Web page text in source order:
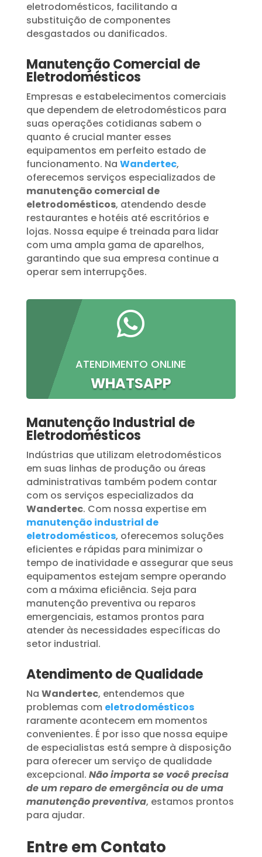
eletrodomésticos, facilitando a
substituição de componentes
desgastados ou danificados.
Manutenção Comercial de
Eletrodomésticos
Empresas e estabelecimentos comerciais
que dependem de eletrodomésticos para
suas operações cotidianas sabem o
quanto é crucial manter esses
equipamentos em perfeito estado de
funcionamento. Na Wandertec,
oferecemos serviços especializados de
manutenção comercial de
eletrodomésticos, atendendo desde
restaurantes e hotéis até escritórios e
lojas. Nossa equipe é treinada para lidar
com uma ampla gama de aparelhos,
garantindo que sua empresa continue a
operar sem interrupções.

ATENDIMENTO ONLINE
WHATSAPP
Manutenção Industrial de
Eletrodomésticos
Indústrias que utilizam eletrodomésticos
em suas linhas de produção ou áreas
administrativas também podem contar
com os serviços especializados da
Wandertec. Com nossa expertise em
manutenção industrial de
eletrodomésticos, oferecemos soluções
eficientes e rápidas para minimizar o
tempo de inatividade e assegurar que seus
equipamentos estejam sempre operando
com a máxima eficiência. Seja para
manutenção preventiva ou reparos
emergenciais, estamos prontos para
atender às necessidades específicas do
setor industrial.
Atendimento de Qualidade
Na Wandertec, entendemos que
problemas com eletrodomésticos
raramente acontecem em momentos
convenientes. É por isso que nossa equipe
de especialistas está sempre à disposição
para oferecer um serviço de qualidade
excepcional. Não importa se você precisa
de um reparo de emergência ou de uma
manutenção preventiva, estamos prontos
para ajudar.
Entre em Contato